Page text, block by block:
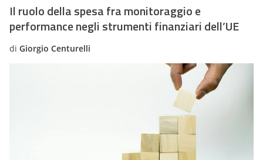
Il ruolo della spesa fra monitoraggio e
performance negli strumenti finanziari dell’UE
di Giorgio Centurelli